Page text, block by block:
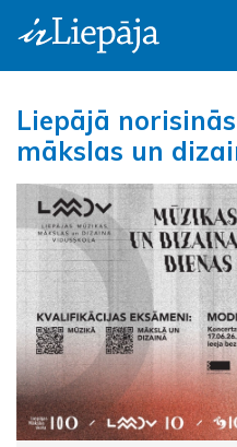
Liepājā
mākslas un